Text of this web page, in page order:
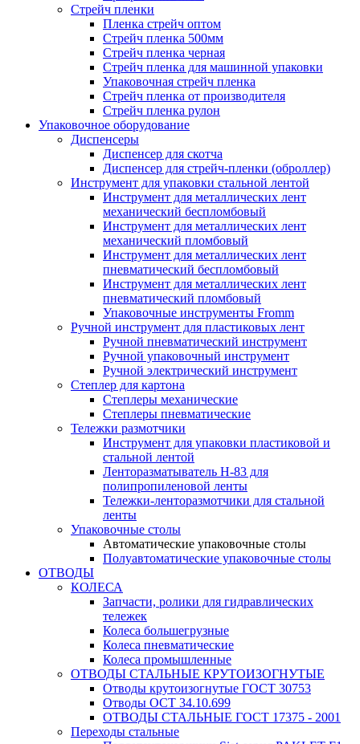
Стрейч пленки
Пленка стрейч оптом
Стрейч пленка 500мм
Стрейч пленка черная
Стрейч пленка для машинной упаковки
Упаковочная стрейч пленка
Стрейч пленка от производителя
Стрейч пленка рулон
Упаковочное оборудование
Диспенсеры
Диспенсер для скотча
Диспенсер для стрейч-пленки (оброллер)
Инструмент для упаковки стальной лентой
Инструмент для металлических лент
механический беспломбовый
Инструмент для металлических лент
механический пломбовый
Инструмент для металлических лент
пневматический беспломбовый
Инструмент для металлических лент
пневматический пломбовый
Упаковочные инструменты Fromm
Ручной инструмент для пластиковых лент
Ручной пневматический инструмент
Ручной упаковочный инструмент
Ручной электрический инструмент
Степлер для картона
Степлеры механические
Степлеры пневматические
Тележки размотчики
Инструмент для упаковки пластиковой и
стальной лентой
Ленторазматыватель Н-83 для
полипропиленовой ленты
Тележки-ленторазмотчики для стальной
ленты
Упаковочные столы
Автоматические упаковочные столы
Полуавтоматические упаковочные столы
ОТВОДЫ
КОЛЕСА
Запчасти, ролики для гидравлических
тележек
Колеса большегрузные
Колеса пневматические
Колеса промышленные
ОТВОДЫ СТАЛЬНЫЕ КРУТОИЗОГНУТЫЕ
Отводы крутоизогнутые ГОСТ 30753
Отводы ОСТ 34.10.699
ОТВОДЫ СТАЛЬНЫЕ ГОСТ 17375 - 2001
Переходы стальные